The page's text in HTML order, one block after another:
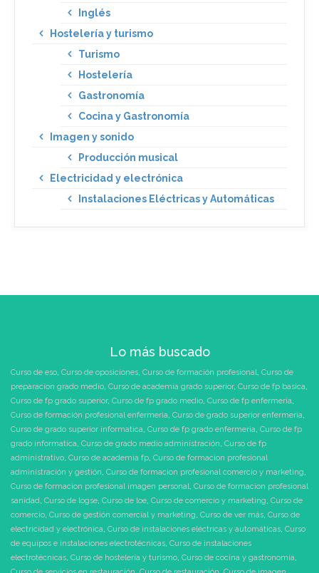
Inglés
Hostelería y turismo
Turismo
Hostelería
Gastronomía
Cocina y Gastronomía
Imagen y sonido
Producción musical
Electricidad y electrónica
Instalaciones Eléctricas y Automáticas
Lo más buscado
Curso de eso, Curso de oposiciones, Curso de formación profesional, Curso de
preparacion grado medio, Curso de academia grado superior, Curso de fp basica,
Curso de fp grado superior, Curso de fp grado medio, Curso de fp enfermeria,
Curso de formación profesional enfermeria, Curso de grado superior enfermeria,
Curso de grado superior informatica, Curso de fp grado enfermeria, Curso de fp
grado informatica, Curso de grado medio administración, Curso de fp
administrativo, Curso de academia fp, Curso de formacion profesional
administración y gestión, Curso de formacion profesional comercio y marketing,
Curso de formacion profesional imagen personal, Curso de formacion profesional
sanidad, Curso de logse, Curso de loe, Curso de comercio y marketing, Curso de
comercio, Curso de gestión comercial y marketing, Curso de ver más, Curso de
electricidad y electrónica, Curso de instalaciones eléctricas y automáticas, Curso
de equipos e instalaciones electrotécnicas, Curso de instalaciones
electrotécnicas, Curso de hostelería y turismo, Curso de cocina y gastronomía,